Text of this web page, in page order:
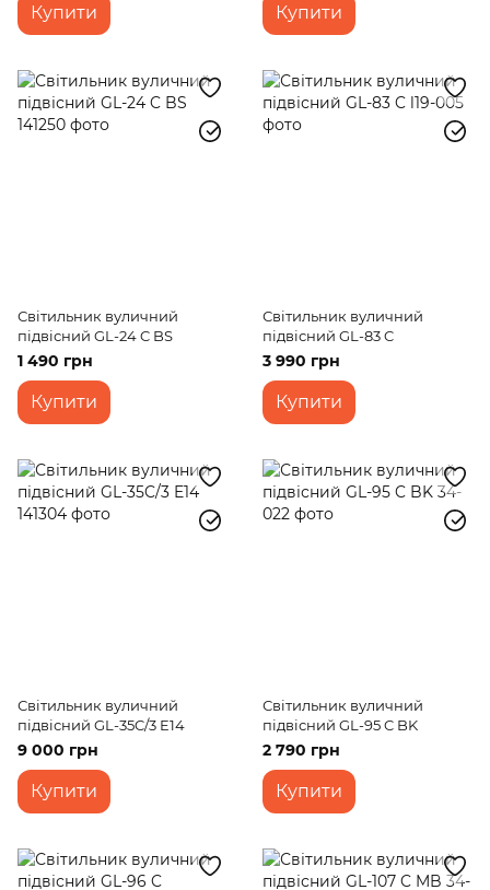
Купити Купити
Світильник вуличний
підвісний GL-24 C BS
1 490 грн
Купити
Світильник вуличний
підвісний GL-83 C
3 990 грн
Купити
Світильник вуличний
підвісний GL-35C/3 E14
9 000 грн
Купити
Світильник вуличний
підвісний GL-95 C BK
2 790 грн
Купити